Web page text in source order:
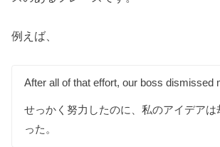
例えば、
After all of that effort, our boss dismissed
せっかく努力したのに、私のアイデアは
った。